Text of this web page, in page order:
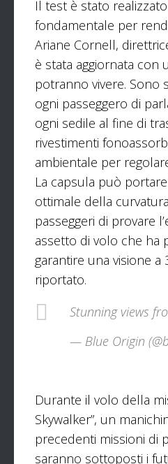
Il test è stato
fondamentale per
Ariane Cornell,
è stata aggiornata con
potranno vivere. Sono
ogni passeggero di
ogni sedile al fine di
rivestimenti
ambientale per
La capsula può
ottimale della
passeggeri di provare
assetto di volo che ha
garantire una visione
riportato.
Stunning views
— Blue Origin
Durante il volo della
Skywalker”, un
precedenti missioni di
saranno sottoposti i